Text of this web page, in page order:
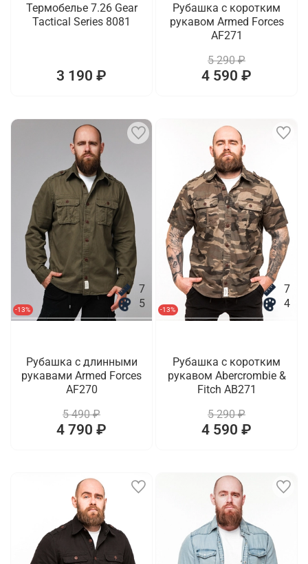
Термобелье 7.26 Gear
Tactical Series 8081
3 190 ₽
Рубашка с коротким
рукавом Armed Forces
AF271
5 290 ₽
4 590 ₽
-13%
7
5
Рубашка с длинными
рукавами Armed Forces
AF270
5 490 ₽
4 790 ₽
-13%
7
4
Рубашка с коротким
рукавом Abercrombie &
Fitch AB271
5 290 ₽
4 590 ₽